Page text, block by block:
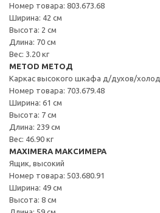
Номер товара: 803.673.68
Ширина: 42 см
Высота: 2 см
Длина: 70 см
Вес: 3.20 кг
METOD МЕТОД
Каркас высокого шкафа д/духов/холод
Номер товара: 703.679.48
Ширина: 61 см
Высота: 7 см
Длина: 239 см
Вес: 46.90 кг
MAXIMERA МАКСИМЕРА
Ящик, высокий
Номер товара: 503.680.91
Ширина: 49 см
Высота: 8 см